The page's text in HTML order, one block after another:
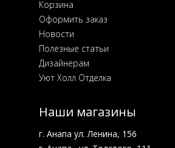
Корзина
Оформить заказ
Новости
Полезные статьи
Дизайнерам
Уют Холл Отделка
Наши магазины
г. Анапа ул. Ленина, 156